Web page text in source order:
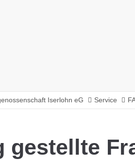
Iserlohn eG Service
gestellte